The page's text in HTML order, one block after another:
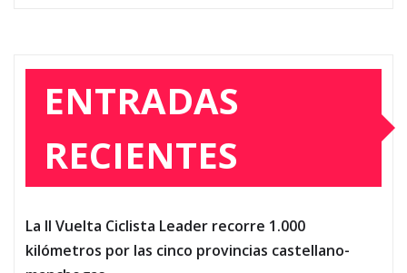
ENTRADAS
RECIENTES
La II Vuelta Ciclista Leader recorre 1.000
kilómetros por las cinco provincias castellano-